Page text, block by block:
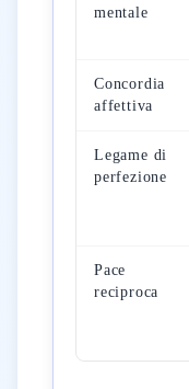
mentale
Concordia
affettiva
Legame di
perfezione
Pace
reciproca